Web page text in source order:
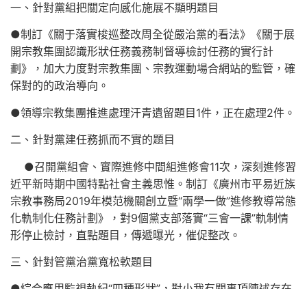
一、針對黨組把關定向感化施展不顯明題目
●制訂《關于落實梭巡整改周全從嚴治黨的看法》《關于展
開宗教集團認識形狀任務義務制督導檢討任務的實行計
劃》，加大力度對宗教集團、宗教運動場合網站的監管，確
保對的的政治導向。
●領導宗教集團推進處理汗青遺留題目1件，正在處理2件。
二、針對黨建任務抓而不實的題目
●召開黨組會、實際進修中間組進修會11次，深刻進修習
近平新時期中國特點社會主義思惟。制訂《廣州市平易近族
宗教事務局2019年模范機關創立暨“兩學一做”進修教導常態
化軌制化任務計劃》，對9個黨支部落實“三會一課”軌制情
形停止檢討，直點題目，傳遞曝光，催促整改。
三、針對管黨治黨寬松軟題目